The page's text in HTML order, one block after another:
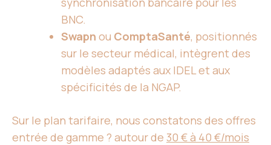
BNC.
Swapn ou ComptaSanté, positionnés
sur le secteur médical, intègrent des
modèles adaptés aux IDEL et aux
spécificités de la NGAP.
Sur le plan tarifaire, nous constatons des offres
entrée de gamme ? autour de 30 € à 40 €/mois